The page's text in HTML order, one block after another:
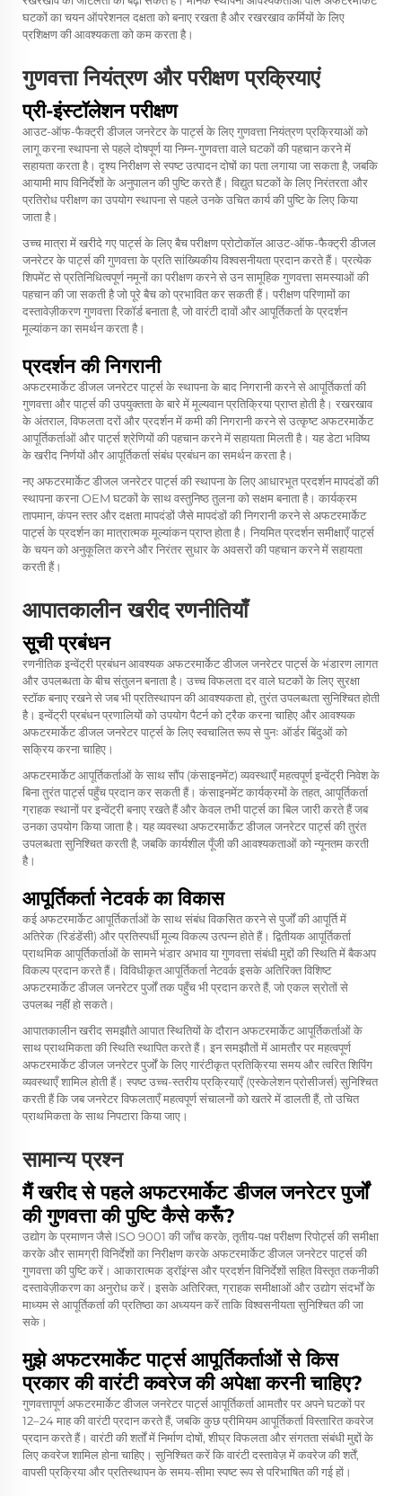
घटकों का चयन ऑपरेशनल दक्षता को बनाए रखता है और रखरखाव कर्मियों के लिए
प्रशिक्षण की आवश्यकता को कम करता है।
गुणवत्ता नियंत्रण और परीक्षण प्रक्रियाएं
प्री-इंस्टॉलेशन परीक्षण
आउट-ऑफ-फैक्ट्री डीजल जनरेटर के पार्ट्स के लिए गुणवत्ता नियंत्रण प्रक्रियाओं को
लागू करना स्थापना से पहले दोषपूर्ण या निम्न-गुणवत्ता वाले घटकों की पहचान करने में
सहायता करता है। दृश्य निरीक्षण से स्पष्ट उत्पादन दोषों का पता लगाया जा सकता है, जबकि
आयामी माप विनिर्देशों के अनुपालन की पुष्टि करते हैं। विद्युत घटकों के लिए निरंतरता और
प्रतिरोध परीक्षण का उपयोग स्थापना से पहले उनके उचित कार्य की पुष्टि के लिए किया
जाता है।
उच्च मात्रा में खरीदे गए पार्ट्स के लिए बैच परीक्षण प्रोटोकॉल आउट-ऑफ-फैक्ट्री डीजल
जनरेटर के पार्ट्स की गुणवत्ता के प्रति सांख्यिकीय विश्वसनीयता प्रदान करते हैं। प्रत्येक
शिपमेंट से प्रतिनिधित्वपूर्ण नमूनों का परीक्षण करने से उन सामूहिक गुणवत्ता समस्याओं की
पहचान की जा सकती है जो पूरे बैच को प्रभावित कर सकती हैं। परीक्षण परिणामों का
दस्तावेज़ीकरण गुणवत्ता रिकॉर्ड बनाता है, जो वारंटी दावों और आपूर्तिकर्ता के प्रदर्शन
मूल्यांकन का समर्थन करता है।
प्रदर्शन की निगरानी
अफटरमार्केट डीजल जनरेटर पार्ट्स के स्थापना के बाद निगरानी करने से आपूर्तिकर्ता की
गुणवत्ता और पार्ट्स की उपयुक्तता के बारे में मूल्यवान प्रतिक्रिया प्राप्त होती है। रखरखाव
के अंतराल, विफलता दरों और प्रदर्शन में कमी की निगरानी करने से उत्कृष्ट अफटरमार्केट
आपूर्तिकर्ताओं और पार्ट्स श्रेणियों की पहचान करने में सहायता मिलती है। यह डेटा भविष्य
के खरीद निर्णयों और आपूर्तिकर्ता संबंध प्रबंधन का समर्थन करता है।
नए अफटरमार्केट डीजल जनरेटर पार्ट्स की स्थापना के लिए आधारभूत प्रदर्शन मापदंडों की
स्थापना करना OEM घटकों के साथ वस्तुनिष्ठ तुलना को सक्षम बनाता है। कार्यक्रम
तापमान, कंपन स्तर और दक्षता मापदंडों जैसे मापदंडों की निगरानी करने से अफटरमार्केट
पार्ट्स के प्रदर्शन का मात्रात्मक मूल्यांकन प्राप्त होता है। नियमित प्रदर्शन समीक्षाएँ पार्ट्स
के चयन को अनुकूलित करने और निरंतर सुधार के अवसरों की पहचान करने में सहायता
करती हैं।
आपातकालीन खरीद रणनीतियाँ
सूची प्रबंधन
रणनीतिक इन्वेंट्री प्रबंधन आवश्यक अफटरमार्केट डीजल जनरेटर पार्ट्स के भंडारण लागत
और उपलब्धता के बीच संतुलन बनाता है। उच्च विफलता दर वाले घटकों के लिए सुरक्षा
स्टॉक बनाए रखने से जब भी प्रतिस्थापन की आवश्यकता हो, तुरंत उपलब्धता सुनिश्चित होती
है। इन्वेंट्री प्रबंधन प्रणालियों को उपयोग पैटर्न को ट्रैक करना चाहिए और आवश्यक
अफटरमार्केट डीजल जनरेटर पार्ट्स के लिए स्वचालित रूप से पुनः ऑर्डर बिंदुओं को
सक्रिय करना चाहिए।
अफटरमार्केट आपूर्तिकर्ताओं के साथ सौंप (कंसाइनमेंट) व्यवस्थाएँ महत्वपूर्ण इन्वेंट्री निवेश के
बिना तुरंत पार्ट्स पहुँच प्रदान कर सकती हैं। कंसाइनमेंट कार्यक्रमों के तहत, आपूर्तिकर्ता
ग्राहक स्थानों पर इन्वेंट्री बनाए रखते हैं और केवल तभी पार्ट्स का बिल जारी करते हैं जब
उनका उपयोग किया जाता है। यह व्यवस्था अफटरमार्केट डीजल जनरेटर पार्ट्स की तुरंत
उपलब्धता सुनिश्चित करती है, जबकि कार्यशील पूँजी की आवश्यकताओं को न्यूनतम करती
है।
आपूर्तिकर्ता नेटवर्क का विकास
कई अफटरमार्केट आपूर्तिकर्ताओं के साथ संबंध विकसित करने से पुर्जों की आपूर्ति में
अतिरेक (रिडंडेंसी) और प्रतिस्पर्धी मूल्य विकल्प उत्पन्न होते हैं। द्वितीयक आपूर्तिकर्ता
प्राथमिक आपूर्तिकर्ताओं के सामने भंडार अभाव या गुणवत्ता संबंधी मुद्दों की स्थिति में बैकअप
विकल्प प्रदान करते हैं। विविधीकृत आपूर्तिकर्ता नेटवर्क इसके अतिरिक्त विशिष्ट
अफटरमार्केट डीजल जनरेटर पुर्जों तक पहुँच भी प्रदान करते हैं, जो एकल स्रोतों से
उपलब्ध नहीं हो सकते।
आपातकालीन खरीद समझौते आपात स्थितियों के दौरान अफटरमार्केट आपूर्तिकर्ताओं के
साथ प्राथमिकता की स्थिति स्थापित करते हैं। इन समझौतों में आमतौर पर महत्वपूर्ण
अफटरमार्केट डीजल जनरेटर पुर्जों के लिए गारंटीकृत प्रतिक्रिया समय और त्वरित शिपिंग
व्यवस्थाएँ शामिल होती हैं। स्पष्ट उच्च-स्तरीय प्रक्रियाएँ (एस्केलेशन प्रोसीजर्स) सुनिश्चित
करती हैं कि जब जनरेटर विफलताएँ महत्वपूर्ण संचालनों को खतरे में डालती हैं, तो उचित
प्राथमिकता के साथ निपटारा किया जाए।
सामान्य प्रश्न
मैं खरीद से पहले अफटरमार्केट डीजल जनरेटर पुर्जों
की गुणवत्ता की पुष्टि कैसे करूँ?
उद्योग के प्रमाणन जैसे ISO 9001 की जाँच करके, तृतीय-पक्ष परीक्षण रिपोर्ट्स की समीक्षा
करके और सामग्री विनिर्देशों का निरीक्षण करके अफटरमार्केट डीजल जनरेटर पार्ट्स की
गुणवत्ता की पुष्टि करें। आकारात्मक ड्रॉइंग्स और प्रदर्शन विनिर्देशों सहित विस्तृत तकनीकी
दस्तावेज़ीकरण का अनुरोध करें। इसके अतिरिक्त, ग्राहक समीक्षाओं और उद्योग संदर्भों के
माध्यम से आपूर्तिकर्ता की प्रतिष्ठा का अध्ययन करें ताकि विश्वसनीयता सुनिश्चित की जा
सके।
मुझे अफटरमार्केट पार्ट्स आपूर्तिकर्ताओं से किस
प्रकार की वारंटी कवरेज की अपेक्षा करनी चाहिए?
गुणवत्तापूर्ण अफटरमार्केट डीजल जनरेटर पार्ट्स आपूर्तिकर्ता आमतौर पर अपने घटकों पर
12–24 माह की वारंटी प्रदान करते हैं, जबकि कुछ प्रीमियम आपूर्तिकर्ता विस्तारित कवरेज
प्रदान करते हैं। वारंटी की शर्तों में निर्माण दोषों, शीघ्र विफलता और संगतता संबंधी मुद्दों के
लिए कवरेज शामिल होना चाहिए। सुनिश्चित करें कि वारंटी दस्तावेज़ में कवरेज की शर्तें,
वापसी प्रक्रिया और प्रतिस्थापन के समय-सीमा स्पष्ट रूप से परिभाषित की गई हों।